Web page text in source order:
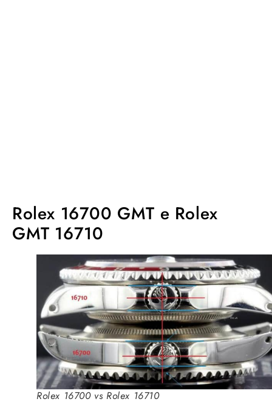
Rolex 16700 GMT e Rolex
GMT 16710
Rolex 16700 vs Rolex 16710